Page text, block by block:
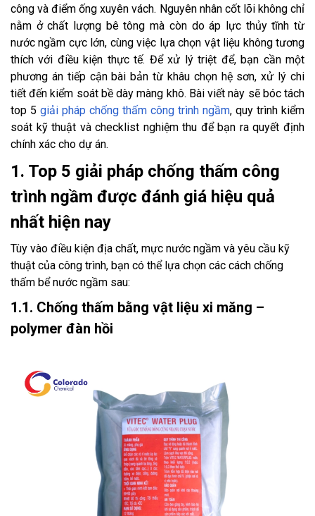
công và điểm ống xuyên vách. Nguyên nhân cốt lõi không chỉ
nằm ở chất lượng bê tông mà còn do áp lực thủy tĩnh từ
nước ngầm cực lớn, cùng việc lựa chọn vật liệu không tương
thích với điều kiện thực tế. Để xử lý triệt để, bạn cần một
phương án tiếp cận bài bản từ khâu chọn hệ sơn, xử lý chi
tiết đến kiểm soát bề dày màng khô. Bài viết này sẽ bóc tách
top 5 giải pháp chống thấm công trình ngầm, quy trình kiểm
soát kỹ thuật và checklist nghiệm thu để bạn ra quyết định
chính xác cho dự án.
1. Top 5 giải pháp chống thấm công
trình ngầm được đánh giá hiệu quả
nhất hiện nay
Tùy vào điều kiện địa chất, mực nước ngầm và yêu cầu kỹ
thuật của công trình, bạn có thể lựa chọn các cách chống
thấm bể nước ngầm sau:
1.1. Chống thấm bằng vật liệu xi măng –
polymer đàn hồi